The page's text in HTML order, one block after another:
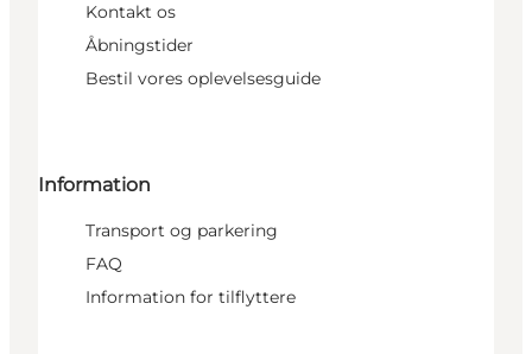
Kontakt os
Åbningstider
Bestil vores oplevelsesguide
Information
Transport og parkering
FAQ
Information for tilflyttere